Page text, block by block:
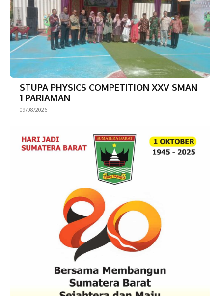
STUPA PHYSICS COMPETITION XXV SMAN
1 PARIAMAN
09/08/2026